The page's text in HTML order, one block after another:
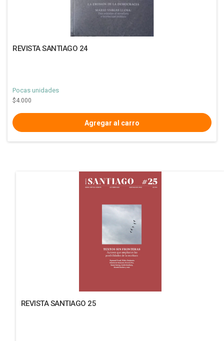
REVISTA SANTIAGO 24
Pocas unidades
$4.000
REVISTA SANTIAGO 25